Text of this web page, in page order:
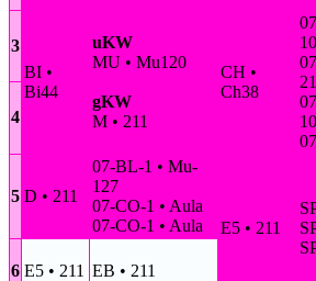
3
BI •
Bi44
uKW
MU • Mu120
gKW
M • 211
CH •
Ch38
4
5 D • 211
07-BL-1 • Mu-
127
07-CO-1 • Aula
07-CO-1 • Aula
E5 • 211
6 E5 • 211 EB • 211